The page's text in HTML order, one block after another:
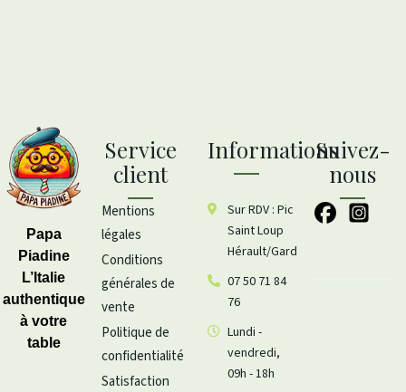
Papa
Piadine
L’Italie
authentique
à votre
table
Service
client
Mentions
légales
Conditions
générales de
vente
Politique de
confidentialité
Satisfaction
Informations
Sur RDV : Pic
Saint Loup
Hérault/Gard
07 50 71 84
76
Lundi -
vendredi,
09h - 18h
Suivez-
nous